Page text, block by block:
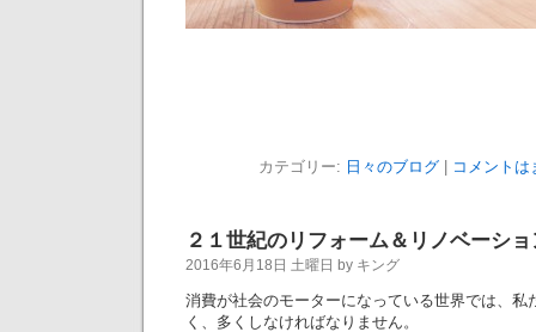
カテゴリー: 日々のブログ| コメントは
２１世紀のリフォーム＆リノベーシ
2016年6月18日 土曜日 by キング
消費が社会のモーターになっている世界では、私
く、多くしなければなりません。